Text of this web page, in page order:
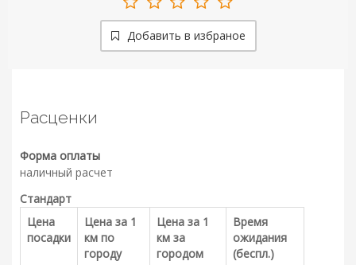
Добавить в избраное
Расценки
Форма оплаты
наличный расчет
Стандарт
Цена
посадки
Цена за 1
км по
городу
Цена за 1
км за
городом
Время
ожидания
(беспл.)